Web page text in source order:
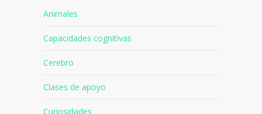
Animales
Capacidades cognitivas
Cerebro
Clases de apoyo
Curiosidades